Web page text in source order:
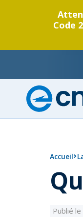
Code
Accueil
Publié le